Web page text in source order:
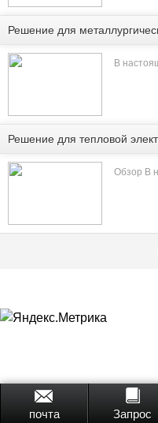
Решение для
В
Решение для тепловой
Обзор В
почта Запрос